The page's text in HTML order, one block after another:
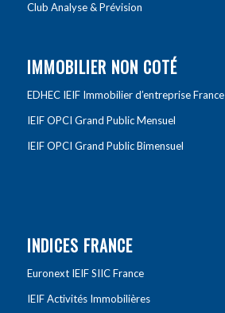
Club Analyse & Prévision
IMMOBILIER NON COTÉ
EDHEC IEIF Immobilier d’entreprise France
IEIF OPCI Grand Public Mensuel
IEIF OPCI Grand Public Bimensuel
INDICES FRANCE
Euronext IEIF SIIC France
IEIF Activités Immobilières